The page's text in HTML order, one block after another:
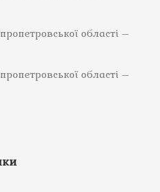
області –
області –